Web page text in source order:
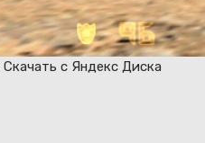
Скачать с Яндекс Диска